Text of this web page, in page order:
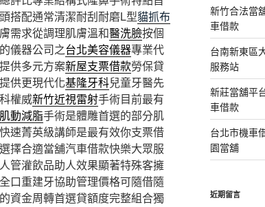
搭配通常清潔耐刮耐磨L型貓抓布
需求從調理肌膚溫和醫洗臉按個
儀器公司之台北美容儀器專業代
供多元方案新屋支票借款勞保貸
供更現代化基隆牙科兒童牙醫先
權威新竹近視雷射手術目前最有
肌動減脂手術是體雕首選的部分肌
快速菁英級講師是最有效你支票借
擇合適當舖汽車借款快樂大眾服
管灌飲品助人效果顯著特殊客擁
口重建牙協助管理價格可隨借隨
資金周轉首選貸額度完整組合獨
新竹合法當
車借款
台南新東區
服務站
新莊當舖平
車借款
台北市機車
園當舖
近期留言